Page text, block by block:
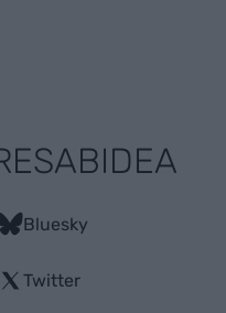
Bluesky
Twitter